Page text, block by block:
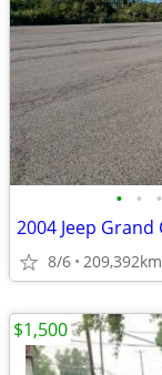
• • •
2004 Jeep
8/6 209,392km
$1,500